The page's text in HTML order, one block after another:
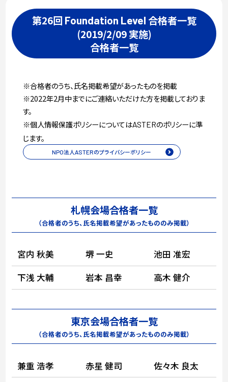
第26回 Foundation Level 合格者一覧
(2019/2/09 実施)
合格者一覧
※合格者のうち、氏名掲載希望があったものを掲載
※2022年2月中までにご連絡いただけた方を掲載しておりま
す。
※個人情報保護ポリシーについてはASTERのポリシーに準
じます。
NPO法人ASTERのプライバシーポリシー
札幌会場合格者一覧
（合格者のうち、氏名掲載希望があったもののみ掲載）
宮内 秋美 堺 一史
池田 准宏
下浅 大輔
岩本 昌幸 高木 健介
東京会場合格者一覧
（合格者のうち、氏名掲載希望があったもののみ掲載）
兼重 浩孝 赤星 健司
佐々木 良太